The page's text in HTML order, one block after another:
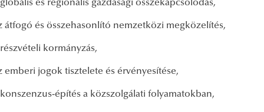
és regionális gazdasági összekapcsolódás,
átfogó és összehasonlító nemzetközi megközelítés,
kormányzás,
emberi jogok tisztelete és érvényesítése,
építés a közszolgálati folyamatokban,